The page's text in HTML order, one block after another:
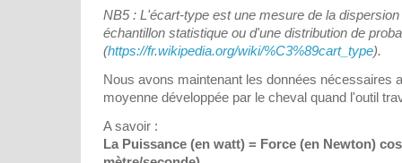
NB5 : L'écart-type est une mesure de la
échantillon statistique ou d'une distribution de
(https://fr.wikipedia.org/wiki/%C3%89cart_type).
Nous avons maintenant les données nécessaires
moyenne développée par le cheval quand l'outil
A savoir :
La Puissance (en watt) = Force (en Newton)